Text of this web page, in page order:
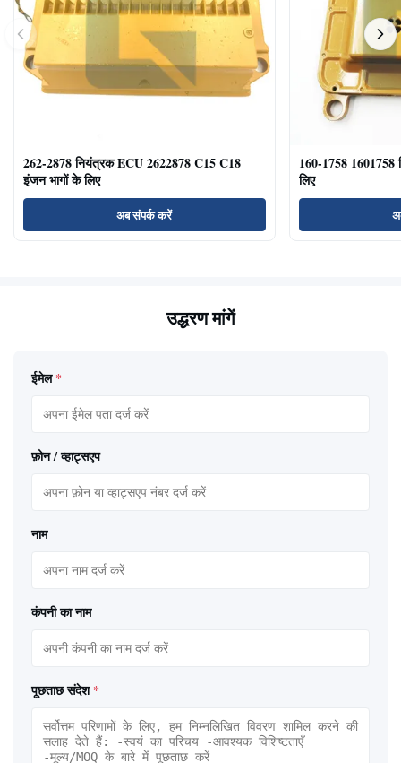
262-2878 नियंत्रक ECU 2622878 C15 C18
इंजन भागों के लिए
अब संपर्क करें
160-1758
लिए
उद्धरण मांगें
ईमेल *
फ़ोन / व्हाट्सएप
नाम
कंपनी का नाम
पूछताछ संदेश *